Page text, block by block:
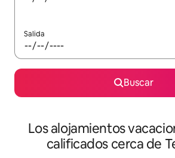
Salida
Buscar
Los alojamientos
calificados cerca de